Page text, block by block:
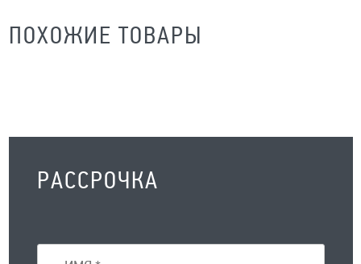
ПОХОЖИЕ ТОВАРЫ
РАССРОЧКА